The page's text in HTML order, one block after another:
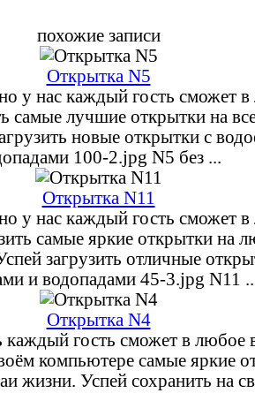
похожие записи
Открытка N5
у нас каждый гость сможет
самые лучшие открытки на
новые открытки с
100-2.jpg N5 без ...
Открытка N11
у нас каждый гость сможет
самые яркие открытки на
загрузить отличные
и водопадами 45-3.jpg N11
Открытка N4
каждый гость сможет в любое
компьютере самые яркие
жизни. Успей сохранить на